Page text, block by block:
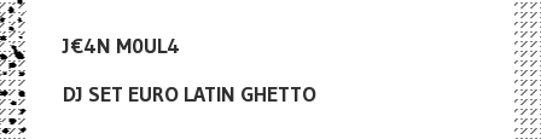
J€4N M0UL4
DJ SET EURO LATIN GHETTO